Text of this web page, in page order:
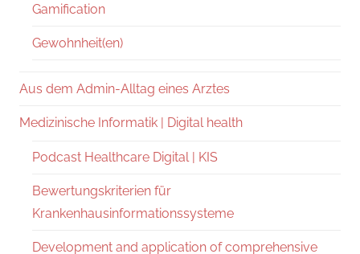
Gamification
Gewohnheit(en)
Aus dem Admin-Alltag eines Arztes
Medizinische Informatik | Digital health
Podcast Healthcare Digital | KIS
Bewertungskriterien für
Krankenhausinformationssysteme
Development and application of comprehensive